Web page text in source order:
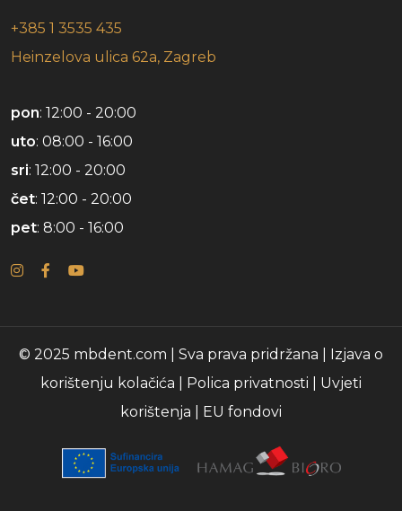
+385 1 3535 435
Heinzelova ulica 62a, Zagreb
pon: 12:00 - 20:00
uto: 08:00 - 16:00
sri: 12:00 - 20:00
čet: 12:00 - 20:00
pet: 8:00 - 16:00
© 2025 mbdent.com | Sva prava pridržana | Izjava o
korištenju kolačića
Polica privatnosti
Uvjeti
korištenja
EU fondovi